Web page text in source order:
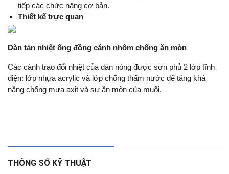
tiếp các chức năng cơ bản.
Thiết kế trực quan
Dàn tản nhiệt ống đồng cánh nhôm chống ăn mòn
Các cánh trao đổi nhiệt của dàn nóng được sơn phủ 2 lớp tĩnh
điện: lớp nhựa acrylic và lớp chống thấm nước để tăng khả
năng chống mưa axit và sự ăn mòn của muối.
THÔNG SỐ KỸ THUẬT